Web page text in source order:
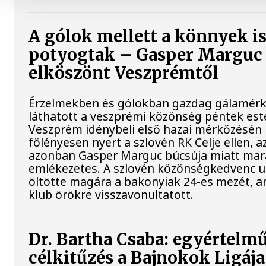
A gólok mellett a könnyek
potyogtak – Gasper Marguc
elköszönt Veszprémtől
Érzelmekben és gólokban gazdag
láthatott a veszprémi közönség péntek
Veszprém idénybeli első hazai mérkőzésén
fölényesen nyert a szlovén RK Celje ellen,
azonban Gasper Marguc búcsúja miatt
emlékezetes. A szlovén közönségkedvenc
öltötte magára a bakonyiak 24-es mezét,
klub örökre visszavonultatott.
Dr. Bartha Csaba:
célkitűzés a Bajnokok Ligája